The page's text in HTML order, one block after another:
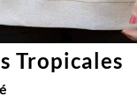
Tropicales